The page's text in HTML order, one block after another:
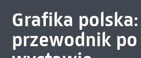
Grafika polska:
przewodnik po